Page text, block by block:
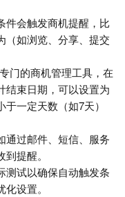
件会触发商机提醒，比
（如浏览、分享、提交
门的商机管理工具，在
结束日期，可以设置为
一定天数（如7天）
通过邮件、短信、服务
提醒。
测试以确保自动触发条
设置。